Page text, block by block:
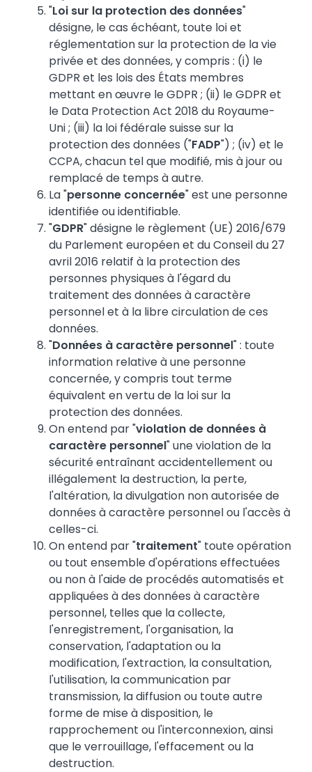
"Loi sur la protection des données"
désigne, le cas échéant, toute loi et
réglementation sur la protection de la vie
privée et des données, y compris : (i) le
GDPR et les lois des États membres
mettant en œuvre le GDPR ; (ii) le GDPR et
le Data Protection Act 2018 du Royaume-
Uni ; (iii) la loi fédérale suisse sur la
protection des données ("FADP") ; (iv) et le
CCPA, chacun tel que modifié, mis à jour ou
remplacé de temps à autre.
La "personne concernée" est une personne
identifiée ou identifiable.
"GDPR" désigne le règlement (UE) 2016/679
du Parlement européen et du Conseil du 27
avril 2016 relatif à la protection des
personnes physiques à l'égard du
traitement des données à caractère
personnel et à la libre circulation de ces
données.
"Données à caractère personnel" : toute
information relative à une personne
concernée, y compris tout terme
équivalent en vertu de la loi sur la
protection des données.
On entend par "violation de données à
caractère personnel" une violation de la
sécurité entraînant accidentellement ou
illégalement la destruction, la perte,
l'altération, la divulgation non autorisée de
données à caractère personnel ou l'accès à
celles-ci.
On entend par "traitement" toute opération
ou tout ensemble d'opérations effectuées
ou non à l'aide de procédés automatisés et
appliquées à des données à caractère
personnel, telles que la collecte,
l'enregistrement, l'organisation, la
conservation, l'adaptation ou la
modification, l'extraction, la consultation,
l'utilisation, la communication par
transmission, la diffusion ou toute autre
forme de mise à disposition, le
rapprochement ou l'interconnexion, ainsi
que le verrouillage, l'effacement ou la
destruction.